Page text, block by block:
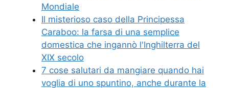
Mondiale
Il misterioso caso della Principessa
Caraboo: la farsa di una semplice
domestica che ingannò l'Inghilterra del
XIX secolo
7 cose salutari da mangiare quando hai
voglia di uno spuntino, anche durante la